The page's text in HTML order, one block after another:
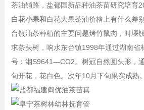
茶油销路，盐都国新品种油茶苗研究培育
白花小果和白花大果茶油价格上有什么差
台镇油茶种植的主要问题烤竹鼠肉，时堰
求茶头树，响水东台镇1998年通过湖南省
号：湘S9641—CO2。树冠自然圆头形，
旬开花，花白色。次年10月下旬果实成熟。